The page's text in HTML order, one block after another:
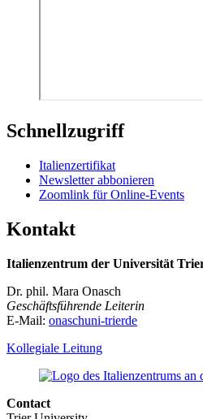
Schnellzugriff
Italienzertifikat
Newsletter abbonieren
Zoomlink für Online-Events
Kontakt
Italienzentrum der Universität
Dr. phil. Mara Onasch
Geschäftsführende Leiterin
E-Mail: onaschuni-trierde
Kollegiale Leitung
Contact